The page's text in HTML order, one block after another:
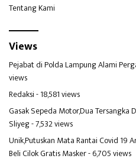
Tentang Kami
Views
Pejabat di Polda Lampung Alami
views
Redaksi- 18,581 views
Gasak Sepeda Motor,Dua Tersangka
Sliyeg- 7,532 views
Unik,Putuskan Mata Rantai Covid 19
Beli Cilok Gratis Masker- 6,705 views